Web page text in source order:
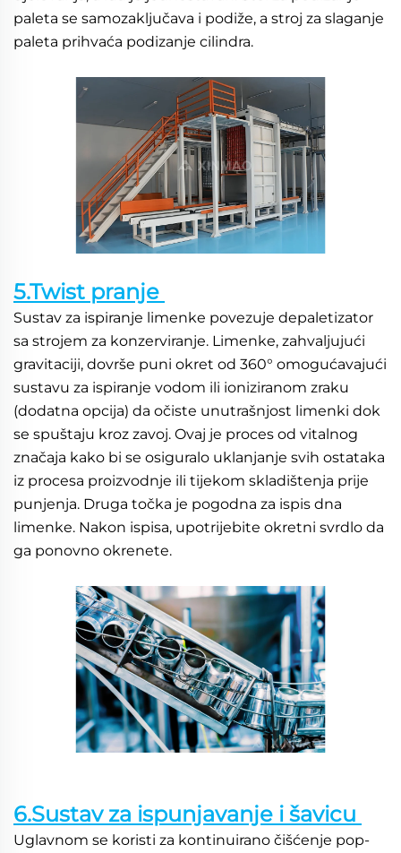
paleta se samozaključava i podiže, a stroj za slaganje
paleta prihvaća podizanje cilindra.
5.Twist pranje
Sustav za ispiranje limenke povezuje depaletizator
sa strojem za konzerviranje. Limenke, zahvaljujući
gravitaciji, dovrše puni okret od 360° omogućavajući
sustavu za ispiranje vodom ili ioniziranom zraku
(dodatna opcija) da očiste unutrašnjost limenki dok
se spuštaju kroz zavoj. Ovaj je proces od vitalnog
značaja kako bi se osiguralo uklanjanje svih ostataka
iz procesa proizvodnje ili tijekom skladištenja prije
punjenja. Druga točka je pogodna za ispis dna
limenke. Nakon ispisa, upotrijebite okretni svrdlo da
ga ponovno okrenete.
6.Sustav za ispunjavanje i šavicu
Uglavnom se koristi za kontinuirano čišćenje pop-